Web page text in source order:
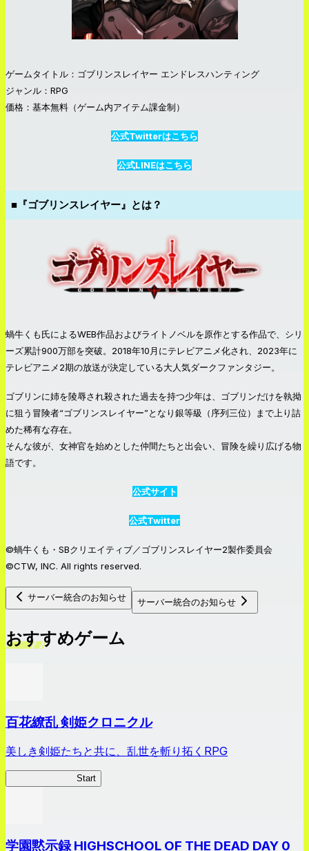
ゲームタイトル：ゴブリンスレイヤー エンドレスハンティング
ジャンル：RPG
価格：基本無料（ゲーム内アイテム課金制）
公式Twitterはこちら
公式LINEはこちら
■『ゴブリンスレイヤー』とは？
蝸牛くも氏によるWEB作品およびライトノベルを原作とする作品で、シリ
ーズ累計900万部を突破。2018年10月にテレビアニメ化され、2023年に
テレビアニメ2期の放送が決定している大人気ダークファンタジー。
ゴブリンに姉を陵辱され殺された過去を持つ少年は、ゴブリンだけを執拗
に狙う冒険者“ゴブリンスレイヤー”となり銀等級（序列三位）まで上り詰
めた稀有な存在。
そんな彼が、女神官を始めとした仲間たちと出会い、冒険を繰り広げる物
語です。
公式サイト
公式Twitter
©蝸牛くも・SBクリエイティブ／ゴブリンスレイヤー2製作委員会
©CTW, INC. All rights reserved.
サーバー統合のお知らせ サーバー統合のお知らせ
おすすめゲーム
百花繚乱 剣姫クロニクル
美しき剣姫たちと共に、乱世を斬り拓くRPG
Start
学園黙示録 HIGHSCHOOL OF THE DEAD DAY 0